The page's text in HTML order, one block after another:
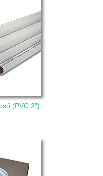
(PVC 2")